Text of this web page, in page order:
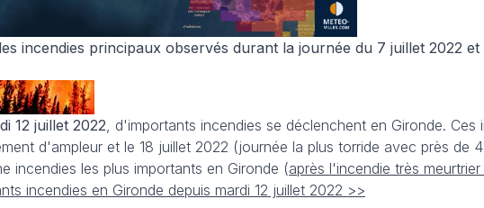
incendies principaux observés durant la journée du 7 juillet 2022
12 juillet 2022, d'importants incendies se déclenchent en Gironde. Ces
d'ampleur et le 18 juillet 2022 (journée la plus torride avec près de
incendies les plus importants en Gironde (après l'incendie très
incendies en Gironde depuis mardi 12 juillet 2022 >>